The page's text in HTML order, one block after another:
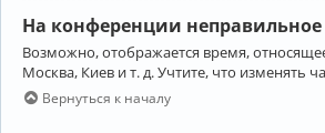
На конференции
Возможно, отображается время,
Москва, Киев и т. д. Учтите, что изменять
Вернуться к началу